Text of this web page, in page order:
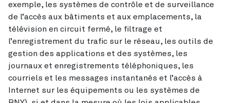
exemple, les systèmes de contrôle et de surveillance
de l’accès aux bâtiments et aux emplacements, la
télévision en circuit fermé, le filtrage et
l’enregistrement du trafic sur le réseau, les outils de
gestion des applications et des systèmes, les
journaux et enregistrements téléphoniques, les
courriels et les messages instantanés et l’accès à
Internet sur les équipements ou les systèmes de